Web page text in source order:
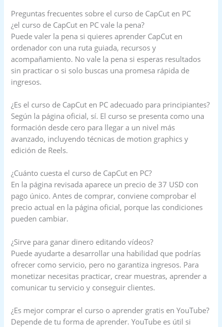
Preguntas frecuentes sobre el curso de CapCut en PC
¿el curso de CapCut en PC vale la pena?
Puede valer la pena si quieres aprender CapCut en
ordenador con una ruta guiada, recursos y
acompañamiento. No vale la pena si esperas resultados
sin practicar o si solo buscas una promesa rápida de
ingresos.
¿Es el curso de CapCut en PC adecuado para principiantes?
Según la página oficial, sí. El curso se presenta como una
formación desde cero para llegar a un nivel más
avanzado, incluyendo técnicas de motion graphics y
edición de Reels.
¿Cuánto cuesta el curso de CapCut en PC?
En la página revisada aparece un precio de 37 USD con
pago único. Antes de comprar, conviene comprobar el
precio actual en la página oficial, porque las condiciones
pueden cambiar.
¿Sirve para ganar dinero editando vídeos?
Puede ayudarte a desarrollar una habilidad que podrías
ofrecer como servicio, pero no garantiza ingresos. Para
monetizar necesitas practicar, crear muestras, aprender a
comunicar tu servicio y conseguir clientes.
¿Es mejor comprar el curso o aprender gratis en YouTube?
Depende de tu forma de aprender. YouTube es útil si